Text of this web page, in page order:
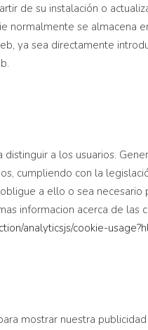
de su instalación o
normalmente se almacena
ya sea directamente
distinguir a los usuarios.
cumpliendo con la
a ello o sea necesario
informacion acerca de las
analyticsjs/cookie-
mostrar nuestra